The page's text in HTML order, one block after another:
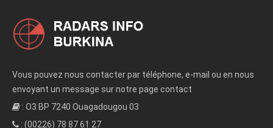
Vous pouvez nous contacter par téléphone, e-mail ou en nous
envoyant un message sur notre page contact
: O3 BP 7240 Ouagadougou 03
: (00226) 78 87 61 27